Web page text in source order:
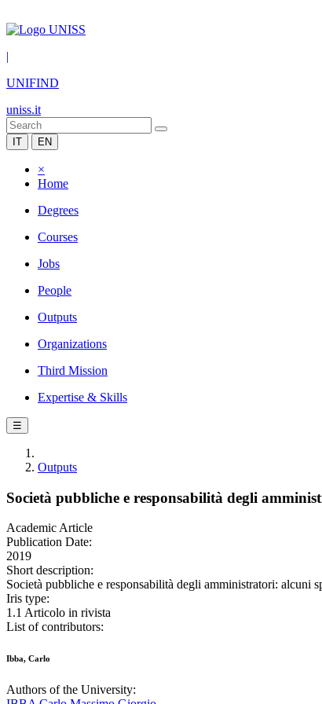
|
UNIFIND
uniss.it
IT EN
×
Home
Degrees
Courses
Jobs
People
Outputs
Organizations
Third Mission
Expertise & Skills
☰
Outputs
Società pubbliche e responsabilità degli
Academic Article
Publication Date:
2019
Short description:
Società pubbliche e responsabilità degli amministratori:
Iris type:
1.1 Articolo in rivista
List of contributors:
Ibba, Carlo
Authors of the University: